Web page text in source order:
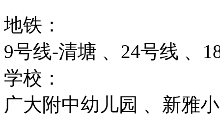
地铁：
9号线-清塘 、24号线 、
学校：
广大附中幼儿园 、新雅